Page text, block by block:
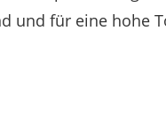
und für eine hohe